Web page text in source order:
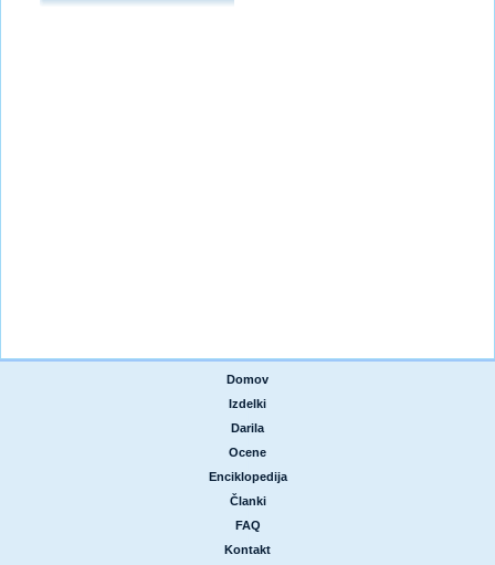
Domov
Izdelki
Darila
Ocene
Enciklopedija
Članki
FAQ
Kontakt